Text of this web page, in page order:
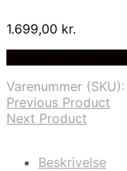
1.699,00 kr.
Varenummer (SKU):
Previous Product
Next Product
Beskrivelse